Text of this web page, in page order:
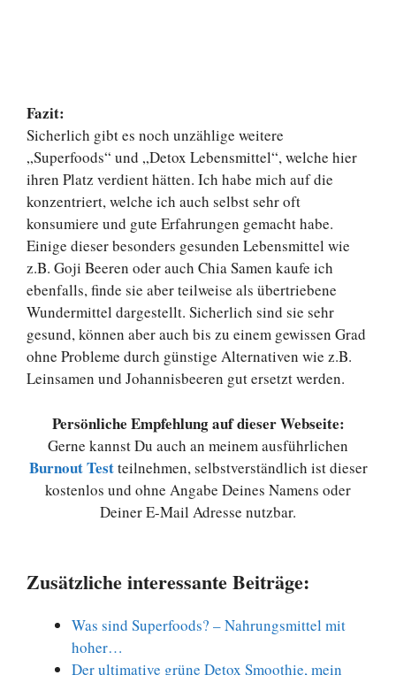
Fazit:
Sicherlich gibt es noch unzählige weitere
„Superfoods“ und „Detox Lebensmittel“, welche hier
ihren Platz verdient hätten. Ich habe mich auf die
konzentriert, welche ich auch selbst sehr oft
konsumiere und gute Erfahrungen gemacht habe.
Einige dieser besonders gesunden Lebensmittel wie
z.B. Goji Beeren oder auch Chia Samen kaufe ich
ebenfalls, finde sie aber teilweise als übertriebene
Wundermittel dargestellt. Sicherlich sind sie sehr
gesund, können aber auch bis zu einem gewissen Grad
ohne Probleme durch günstige Alternativen wie z.B.
Leinsamen und Johannisbeeren gut ersetzt werden.
Persönliche Empfehlung auf dieser Webseite:
Gerne kannst Du auch an meinem ausführlichen
Burnout Testteilnehmen, selbstverständlich ist dieser
kostenlos und ohne Angabe Deines Namens oder
Deiner E-Mail Adresse nutzbar.
Zusätzliche interessante Beiträge:
Was sind Superfoods? – Nahrungsmittel mit
hoher…
Der ultimative grüne Detox Smoothie, mein